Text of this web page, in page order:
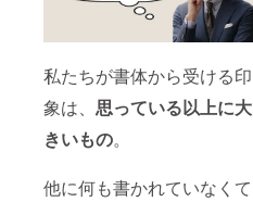
私たちが書体から受ける印
象は、 思っている以上に大
きいもの。
他に何も書かれていなくて